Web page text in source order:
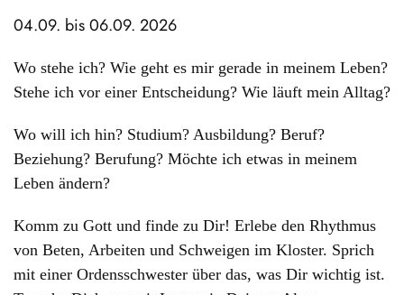
04.09. bis 06.09. 2026
Wo stehe ich? Wie geht es mir gerade in meinem Leben?
Stehe ich vor einer Entscheidung? Wie läuft mein Alltag?
Wo will ich hin? Studium? Ausbildung? Beruf?
Beziehung? Berufung? Möchte ich etwas in meinem
Leben ändern?
Komm zu Gott und finde zu Dir! Erlebe den Rhythmus
von Beten, Arbeiten und Schweigen im Kloster. Sprich
mit einer Ordensschwester über das, was Dir wichtig ist.